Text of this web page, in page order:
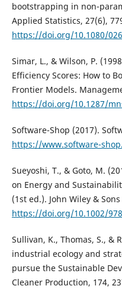
bootstrapping in non-
Applied Statistics, 27(6),
https://doi.org/10.1080/
Simar, L., & Wilson, P.
Efficiency Scores: How to
Frontier Models.
https://doi.org/10.1287/
Software-Shop (2017).
https://www.software-
Sueyoshi, T., & Goto, M.
on Energy and
(1st ed.). John Wiley &
https://doi.org/10.1002/
Sullivan, K., Thomas, S., &
industrial ecology and
pursue the Sustainable
Cleaner Production, 174,